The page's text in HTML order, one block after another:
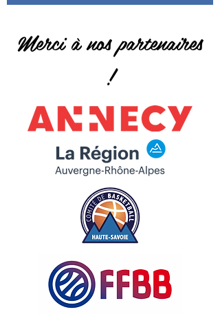
Merci à nos partenaires
!